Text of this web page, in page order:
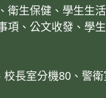
衛生保健、學生生
項、公文收發、學
長室分機80、警